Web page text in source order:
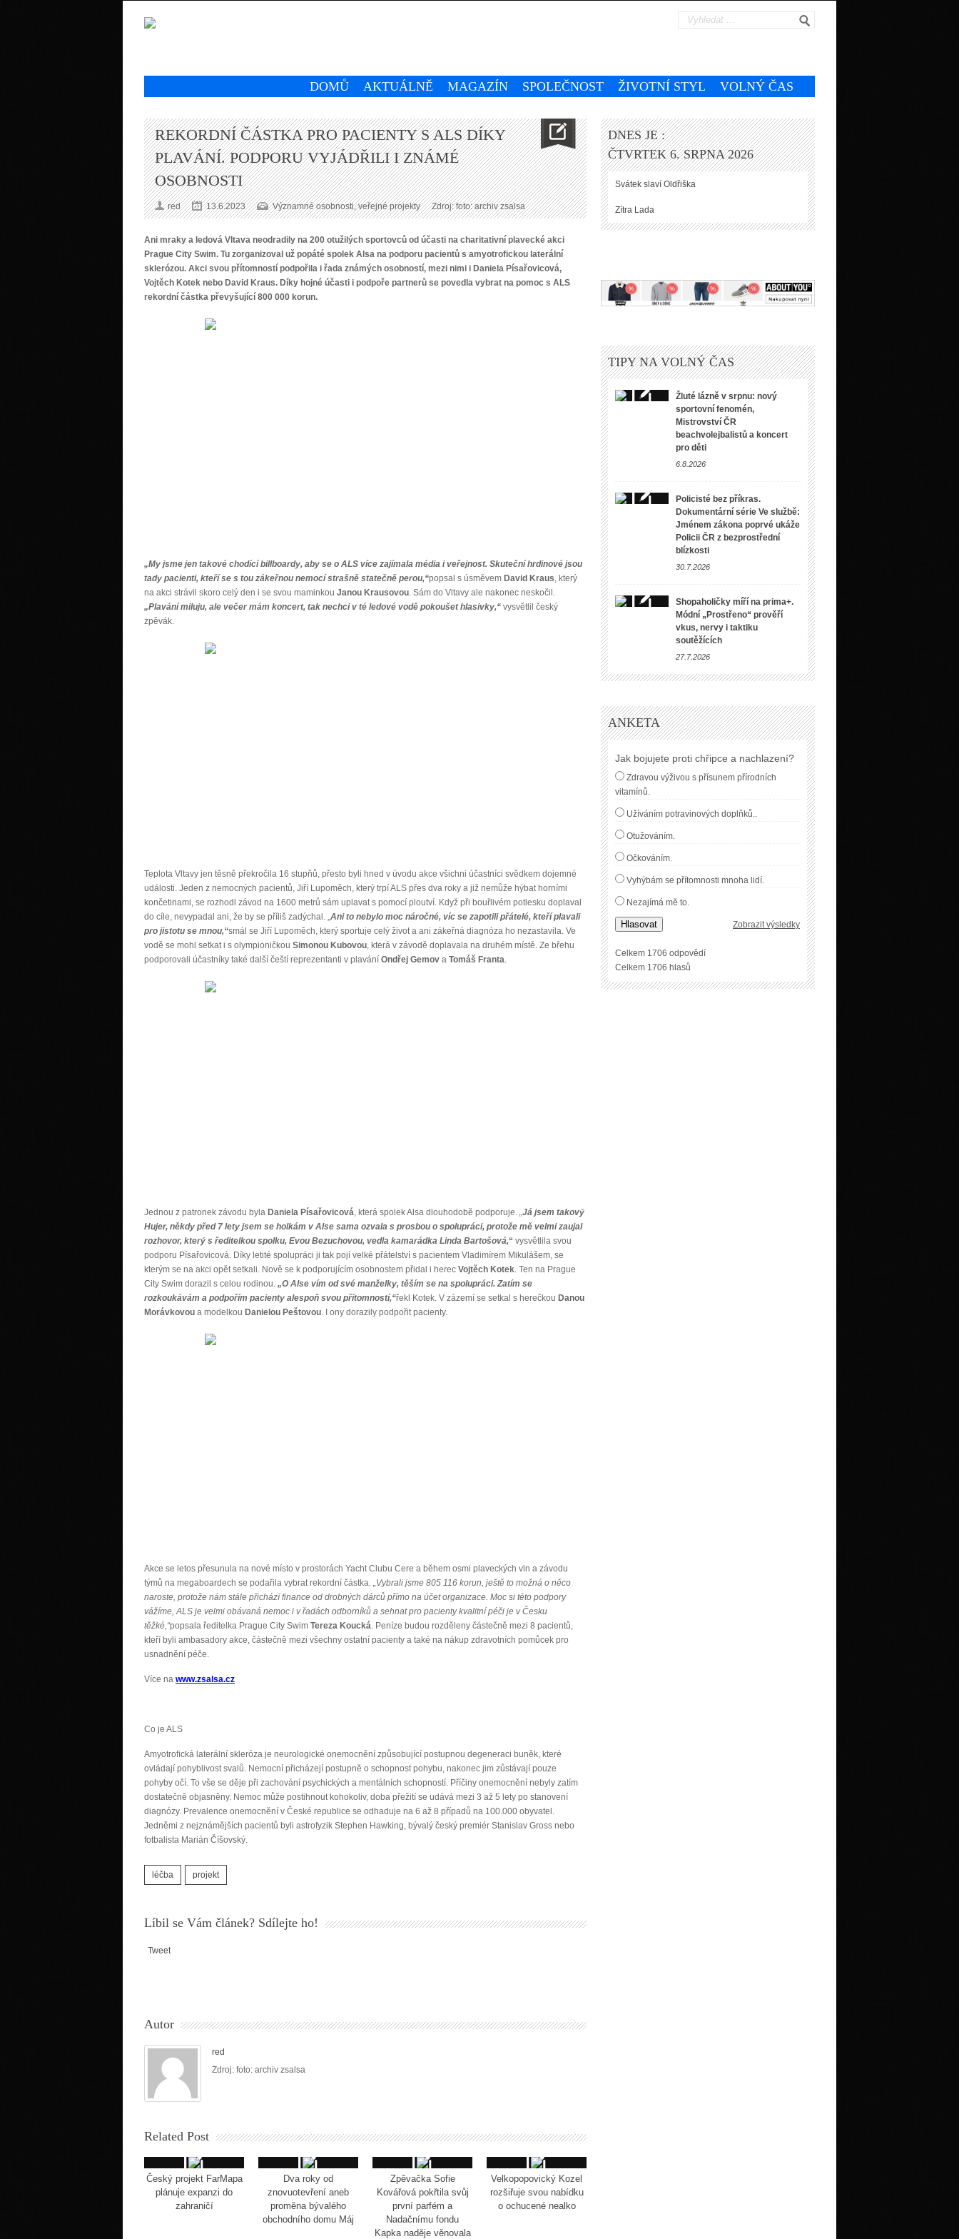
DOMŮ AKTUÁLNĚ MAGAZÍN SPOLEČNOST ŽIVOTNÍ STYL VOLNÝ ČAS
REKORDNÍ ČÁSTKA PRO PACIENTY S ALS DÍKY
PLAVÁNÍ. PODPORU VYJÁDŘILI I ZNÁMÉ
OSOBNOSTI
red Zdroj: foto: archiv zsalsa
13.6.2023 Významné osobnosti, veřejné projekty
Ani mraky a ledová Vltava neodradily na 200 otužilých sportovců od účasti na charitativní plavecké akci
Prague City Swim. Tu zorganizoval už popáté spolek Alsa na podporu pacientů s amyotrofickou laterální
sklerózou. Akci svou přítomností podpořila i řada známých osobností, mezi nimi i Daniela Písařovicová,
Vojtěch Kotek nebo David Kraus. Díky hojné účasti i podpoře partnerů se povedla vybrat na pomoc s ALS
rekordní částka převyšující 800 000 korun.
„My jsme jen takové chodící billboardy, aby se o ALS více zajímala média i veřejnost. Skuteční hrdinové jsou
tady pacienti, kteří se s tou zákeřnou nemocí strašně statečně perou,“popsal s úsměvem David Kraus, který
na akci strávil skoro celý den i se svou maminkou Janou Krausovou. Sám do Vltavy ale nakonec neskočil.
„Plavání miluju, ale večer mám koncert, tak nechci v té ledové vodě pokoušet hlasivky,“ vysvětlil český
zpěvák.
Teplota Vltavy jen těsně překročila 16 stupňů, přesto byli hned v úvodu akce všichni účastníci svědkem dojemné
události. Jeden z nemocných pacientů, Jiří Lupoměch, který trpí ALS přes dva roky a již nemůže hýbat horními
končetinami, se rozhodl závod na 1600 metrů sám uplavat s pomocí ploutví. Když při bouřlivém potlesku doplaval
do cíle, nevypadal ani, že by se příliš zadýchal. „Ani to nebylo moc náročné, víc se zapotili přátelé, kteří plavali
pro jistotu se mnou,“smál se Jiří Lupoměch, který sportuje celý život a ani zákeřná diagnóza ho nezastavila. Ve
vodě se mohl setkat i s olympioničkou Simonou Kubovou, která v závodě doplavala na druhém místě. Ze břehu
podporovali účastníky také další čeští reprezentanti v plavání Ondřej Gemov a Tomáš Franta.
Jednou z patronek závodu byla Daniela Písařovicová, která spolek Alsa dlouhodobě podporuje. „Já jsem takový
Hujer, někdy před 7 lety jsem se holkám v Alse sama ozvala s prosbou o spolupráci, protože mě velmi zaujal
rozhovor, který s ředitelkou spolku, Evou Bezuchovou, vedla kamarádka Linda Bartošová,“ vysvětlila svou
podporu Písařovicová. Díky letité spolupráci ji tak pojí velké přátelství s pacientem Vladimírem Mikulášem, se
kterým se na akci opět setkali. Nově se k podporujícím osobnostem přidal i herec Vojtěch Kotek. Ten na Prague
City Swim dorazil s celou rodinou. „O Alse vím od své manželky, těším se na spolupráci. Zatím se
rozkoukávám a podpořím pacienty alespoň svou přítomností,“řekl Kotek. V zázemí se setkal s herečkou Danou
Morávkovou a modelkou Danielou Peštovou. I ony dorazily podpořit pacienty.
Akce se letos přesunula na nové místo v prostorách Yacht Clubu Cere a během osmi plaveckých vln a závodu
týmů na megaboardech se podařila vybrat rekordní částka. „Vybrali jsme 805 116 korun, ještě to možná o něco
naroste, protože nám stále přichází finance od drobných dárců přímo na účet organizace. Moc si této podpory
vážíme, ALS je velmi obávaná nemoc i v řadách odborníků a sehnat pro pacienty kvalitní péči je v Česku
těžké,“popsala ředitelka Prague City Swim Tereza Koucká. Peníze budou rozděleny částečně mezi 8 pacientů,
kteří byli ambasadory akce, částečně mezi všechny ostatní pacienty a také na nákup zdravotních pomůcek pro
usnadnění péče.
Více na www.zsalsa.cz
Co je ALS
Amyotroﬁcká laterální skleróza je neurologické onemocnění způsobující postupnou degeneraci buněk, které
ovládají pohyblivost svalů. Nemocní přicházejí postupně o schopnost pohybu, nakonec jim zůstávají pouze
pohyby očí. To vše se děje při zachování psychických a mentálních schopností. Příčiny onemocnění nebyly zatím
dostatečně objasněny. Nemoc může postihnout kohokoliv, doba přežití se udává mezi 3 až 5 lety po stanovení
diagnózy. Prevalence onemocnění v České republice se odhaduje na 6 až 8 případů na 100.000 obyvatel.
Jedněmi z nejznámějších pacientů byli astrofyzik Stephen Hawking, bývalý český premiér Stanislav Gross nebo
fotbalista Marián Číšovský.
léčba projekt
Líbil se Vám článek? Sdílejte ho!
Tweet
Autor
red
Zdroj: foto: archiv zsalsa
Related Post
Český projekt FarMapa
plánuje expanzi do
zahraničí
Dva roky od
znovuotevření aneb
proměna bývalého
obchodního domu Máj
Zpěvačka Sofie
Kovářová pokřtila svůj
první parfém a
Nadačnímu fondu
Kapka naděje věnovala
Velkopopovický Kozel
rozšiřuje svou nabídku
o ochucené nealko
DNES JE :
ČTVRTEK 6. SRPNA 2026
Svátek slaví Oldřiška
Zítra Lada
TIPY NA VOLNÝ ČAS
Žluté lázně v srpnu: nový
sportovní fenomén,
Mistrovství ČR
beachvolejbalistů a koncert
pro děti
6.8.2026
Policisté bez příkras.
Dokumentární série Ve službě:
Jménem zákona poprvé ukáže
Policii ČR z bezprostřední
blízkosti
30.7.2026
Shopaholičky míří na prima+.
Módní „Prostřeno“ prověří
vkus, nervy i taktiku
soutěžících
27.7.2026
ANKETA
Jak bojujete proti chřipce a nachlazení?
Zdravou výživou s přísunem přírodních
vitamínů.
Užíváním potravinových doplňků..
Otužováním.
Očkováním.
Vyhýbám se přítomnosti mnoha lidí.
Nezajímá mě to.
Hlasovat Zobrazit výsledky
Celkem 1706 odpovědí
Celkem 1706 hlasů